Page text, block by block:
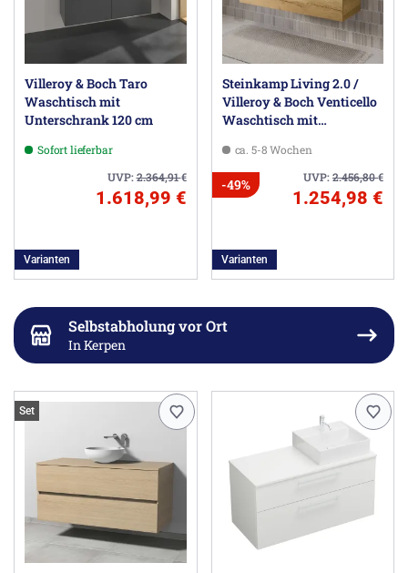
Villeroy & Boch Taro
Waschtisch mit
Unterschrank 120 cm
Sofort lieferbar
UVP:2.364,91€
1.618,99 €
Varianten
Steinkamp Living 2.0 /
Villeroy & Boch Venticello
Waschtisch mit
ca. 5-8 Wochen
UVP:2.456,80€
-49%
1.254,98 €
Varianten
Selbstabholung vor Ort
In Kerpen
Set